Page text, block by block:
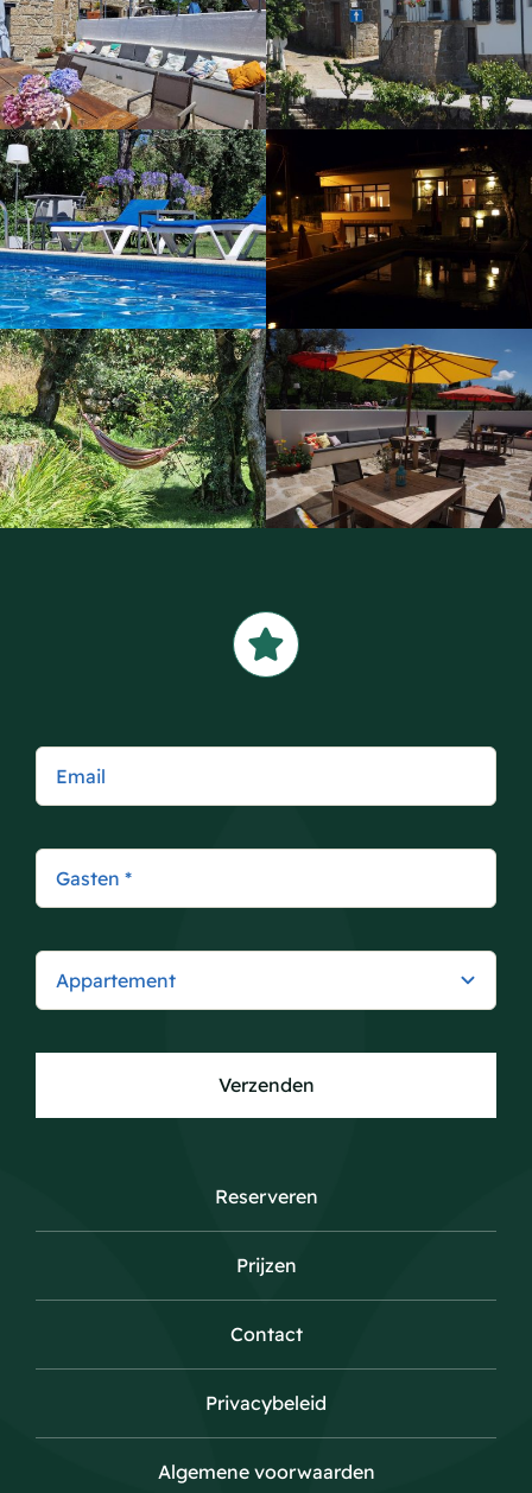
Verzenden
Reserveren
Prijzen
Contact
Privacybeleid
Algemene voorwaarden